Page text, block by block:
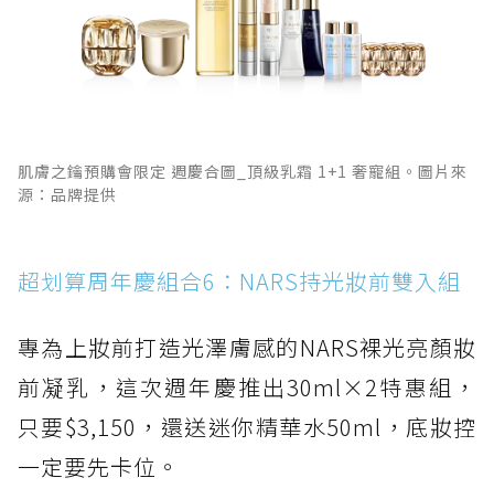
肌膚之鑰預購會限定 週慶合圖_頂級乳霜 1+1 奢寵組。圖片來
源：品牌提供
超划算周年慶組合6：NARS持光妝前雙入組
專為上妝前打造光澤膚感的NARS裸光亮顏妝
前凝乳，這次週年慶推出30ml×2特惠組，
只要$3,150，還送迷你精華水50ml，底妝控
一定要先卡位。